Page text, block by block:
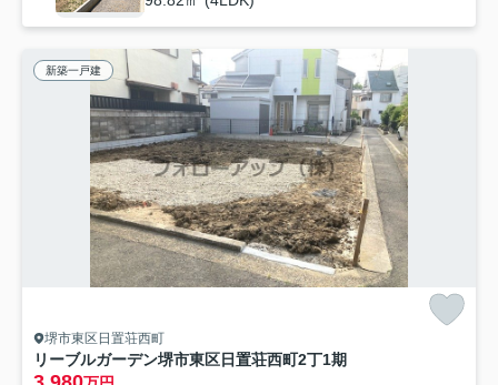
新築一戸建
堺市東区日置荘西町
リーブルガーデン堺市東区日置荘西町2丁1期